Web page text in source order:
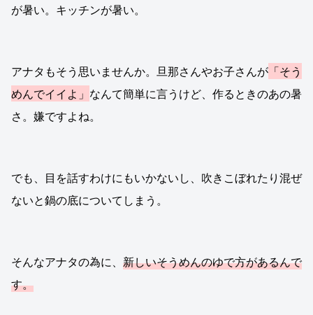
が暑い。キッチンが暑い。
アナタもそう思いませんか。旦那さんやお子さんが 「そう
めんでイイよ」 なんて簡単に言うけど、作るときのあの暑
さ。嫌ですよね。
でも、目を話すわけにもいかないし、吹きこぼれたり混ぜ
ないと鍋の底についてしまう。
そんなアナタの為に、 新しいそうめんのゆで方があるんで
す。